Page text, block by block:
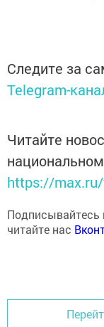
Следите за
Telegram-
Читайте
https://
Подписывайтесь
читайте нас